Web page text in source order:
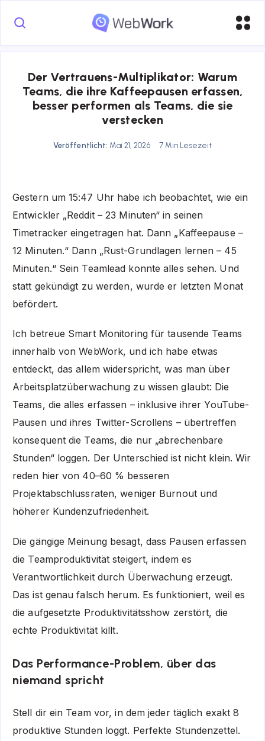
Der Vertrauens-Multiplikator: Warum
Teams, die ihre Kaffeepausen erfassen,
besser performen als Teams, die sie
verstecken
Veröffentlicht: Mai 21, 2026 7 Min Lesezeit
Gestern um 15:47 Uhr habe ich beobachtet, wie ein
Entwickler „Reddit – 23 Minuten“ in seinen
Timetracker eingetragen hat. Dann „Kaffeepause –
12 Minuten.“ Dann „Rust-Grundlagen lernen – 45
Minuten.“ Sein Teamlead konnte alles sehen. Und
statt gekündigt zu werden, wurde er letzten Monat
befördert.
Ich betreue Smart Monitoring für tausende Teams
innerhalb von WebWork, und ich habe etwas
entdeckt, das allem widerspricht, was man über
Arbeitsplatzüberwachung zu wissen glaubt: Die
Teams, die alles erfassen – inklusive ihrer YouTube-
Pausen und ihres Twitter-Scrollens – übertreffen
konsequent die Teams, die nur „abrechenbare
Stunden“ loggen. Der Unterschied ist nicht klein. Wir
reden hier von 40–60 % besseren
Projektabschlussraten, weniger Burnout und
höherer Kundenzufriedenheit.
Die gängige Meinung besagt, dass Pausen erfassen
die Teamproduktivität steigert, indem es
Verantwortlichkeit durch Überwachung erzeugt.
Das ist genau falsch herum. Es funktioniert, weil es
die aufgesetzte Produktivitätsshow zerstört, die
echte Produktivität killt.
Das Performance-Problem, über das
niemand spricht
Stell dir ein Team vor, in dem jeder täglich exakt 8
produktive Stunden loggt. Perfekte Stundenzettel.